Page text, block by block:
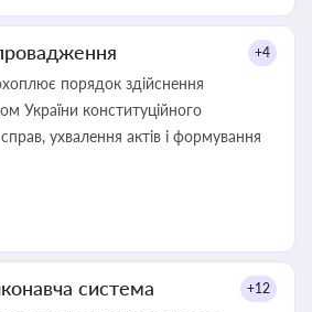
+4
порядок здійснення
України конституційного
ухвалення актів і формування
система +12